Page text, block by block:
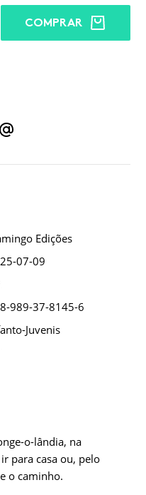
COMPRAR
Email
Edições
07-09
989-37-8145-6
Juvenis
o-lândia, na
para casa ou, pelo
o caminho.